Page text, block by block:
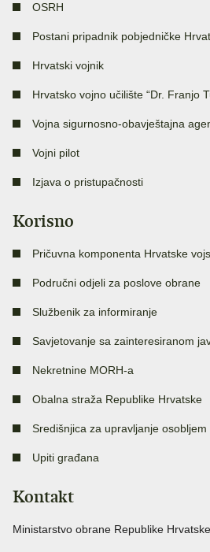
OSRH
Postani pripadnik pobjedničke
Hrvatski vojnik
Hrvatsko vojno učilište “Dr. Franjo
Vojna sigurnosno-obavještajna
Vojni pilot
Izjava o pristupačnosti
Korisno
Pričuvna komponenta Hrvatske
Područni odjeli za poslove obrane
Službenik za informiranje
Savjetovanje sa zainteresiranom
Nekretnine MORH-a
Obalna straža Republike Hrvatske
Središnjica za upravljanje osobljem
Upiti građana
Kontakt
Ministarstvo obrane Republike Hrvatske